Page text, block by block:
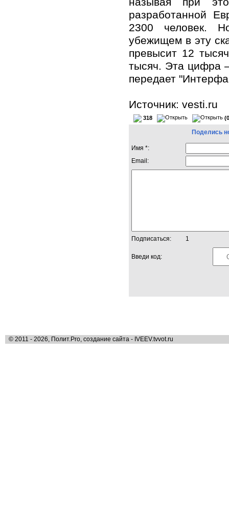
разработанной
2300 человек.
убежищем в эту
превысит 12
тысяч. Эта цифра
передает
Источник: vesti.ru
318
Поделись
Имя *:
Email:
Подписаться: 1
Введи код:
© 2011 - 2026, Полит.Pro, создание сайта - IVEEV.tvvot.ru